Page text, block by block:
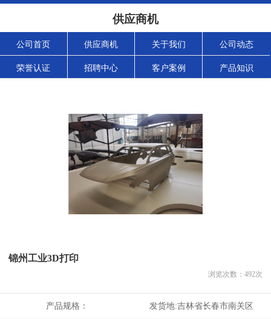
供应商机
公司首页 供应商机 关于我们 公司动态
荣誉认证 招聘中心 客户案例 产品知识
锦州工业3D打印
浏览次数： 492次
产品规格： 发货地:吉林省长春市南关区